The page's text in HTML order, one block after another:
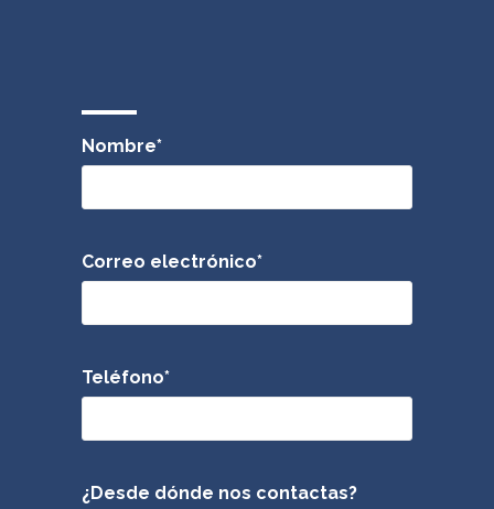
Nombre*
Correo electrónico*
Teléfono*
¿Desde dónde nos contactas?